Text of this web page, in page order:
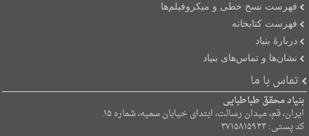
فهرست نسخ خطی و میکروفیلم‌ها
فهرست کتابخانه
دربارۀ بنیاد
نشان‌ها و تماس‌های بنیاد
تماس با ما
بنیاد محقق طباطبایی
ایران، قم، میدان رسالت، ابتدای خیابان سمیه، شماره ۱۵.
کد پستی: ۳۷۱۵۸۱۵۹۳۴